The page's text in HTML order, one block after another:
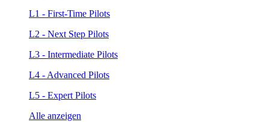
L1 - First-Time Pilots
L2 - Next Step Pilots
L3 - Intermediate Pilots
L4 - Advanced Pilots
L5 - Expert Pilots
Alle anzeigen